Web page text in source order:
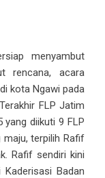
menyambut
rencana, acara
kota Ngawi pada
FLP Jatim
yang diikuti 9 FLP
maju, terpilih Rafif
Rafif sendiri kini
Badan